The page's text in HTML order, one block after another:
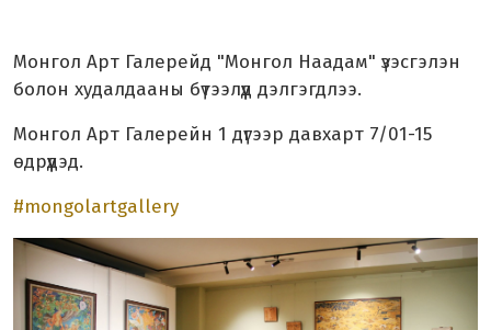
Монгол Арт Галерейд "Монгол Наадам" үзэсгэлэн
болон худалдааны бүтээлүүд дэлгэгдлээ.
Монгол Арт Галерейн 1 дүгээр давхарт 7/01-15
өдрүүдэд.
#mongolartgallery